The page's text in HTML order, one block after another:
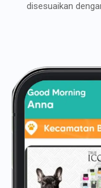
disesuaikan